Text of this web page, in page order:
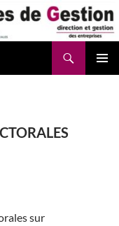
sur